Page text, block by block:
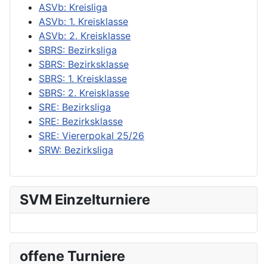
ASVb: Kreisliga
ASVb: 1. Kreisklasse
ASVb: 2. Kreisklasse
SBRS: Bezirksliga
SBRS: Bezirksklasse
SBRS: 1. Kreisklasse
SBRS: 2. Kreisklasse
SRE: Bezirksliga
SRE: Bezirksklasse
SRE: Viererpokal 25/26
SRW: Bezirksliga
SVM Einzelturniere
offene Turniere